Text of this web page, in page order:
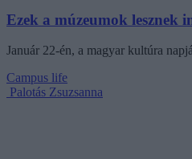
Ezek a múzeumok lesznek
Január 22-én, a magyar kultúra
Campus life
Palotás Zsuzsanna